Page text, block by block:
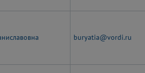
buryatia@vordi.ru